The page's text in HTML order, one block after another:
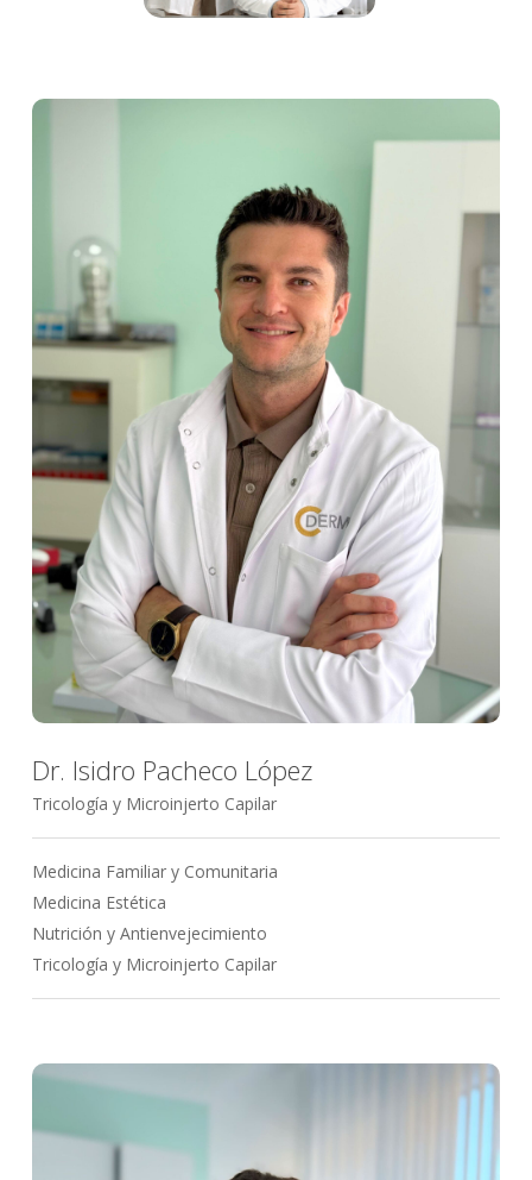
Dr. Isidro Pacheco López
Tricología y Microinjerto Capilar
Medicina Familiar y Comunitaria
Medicina Estética
Nutrición y Antienvejecimiento
Tricología y Microinjerto Capilar